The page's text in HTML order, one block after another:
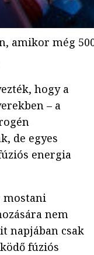
amikor még
hogy a
– a
de egyes
energia
mostani
nem
napjában csak
fúziós